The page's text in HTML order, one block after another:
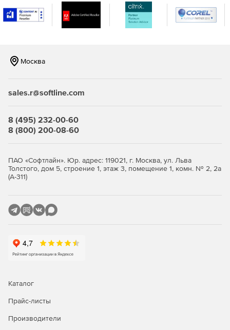
Москва
sales.r@softline.com
8 (495) 232-00-60
8 (800) 200-08-60
ПАО «Софтлайн». Юр. адрес: 119021, г. Москва, ул. Льва
Толстого, дом 5, строение 1, этаж 3, помещение 1, комн. № 2, 2а
(А-311)
Каталог
Прайс-листы
Производители